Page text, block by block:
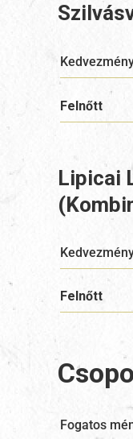
Felnőtt
Lipicai
Felnőtt
Fogatos